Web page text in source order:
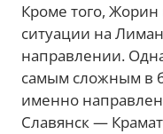
Кроме того,
ситуации на
направлении.
самым сложным в
именно
Славянск —